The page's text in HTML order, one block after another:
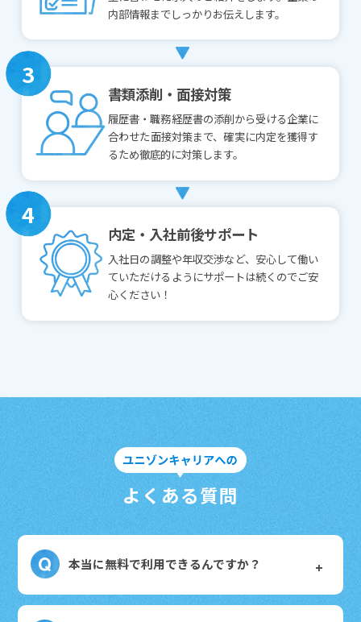
内部情報までしっかりお伝えします。
3
書類添削・面接対策
履歴書・職務経歴書の添削から受ける企業に
合わせた面接対策まで、確実に内定を獲得す
るため徹底的に対策します。
4
内定・入社前後サポート
入社日の調整や年収交渉など、安心して働い
ていただけるようにサポートは続くのでご安
心ください！
よくある質問
本当に無料で利用できるんですか？